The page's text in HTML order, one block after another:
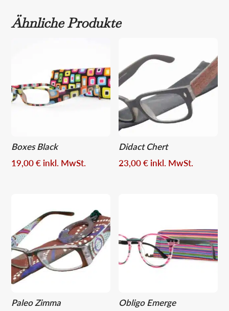
Ähnliche Produkte
Boxes Black
19,00€ inkl. MwSt.
Didact Chert
23,00€ inkl. MwSt.
Paleo Zimma
Obligo Emerge